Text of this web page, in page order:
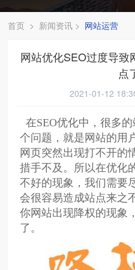
首页 > 新闻资讯 > 网站运营
网站优化SEO过度导
点
2021-01-12
在SEO优化中，很多
个问题，就是网站的用
网页突然出现打不开的
措手不及。所以在优化
不好的现象，我们需要
会很容易造成站点来之
你网站出现降权的现象
了。